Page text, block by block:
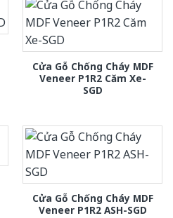
Cửa Gỗ Chống Cháy MDF
Veneer P1R2 Căm Xe-
SGD
Cửa Gỗ Chống Cháy MDF
Veneer P1R2 ASH-SGD